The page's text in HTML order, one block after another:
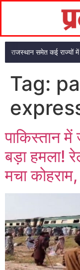
Tag:
पाकिस्तान
बड़ा हमला!
मचा